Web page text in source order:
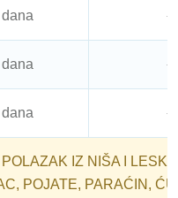
IZ NIŠA I
POJATE, PARAĆIN,